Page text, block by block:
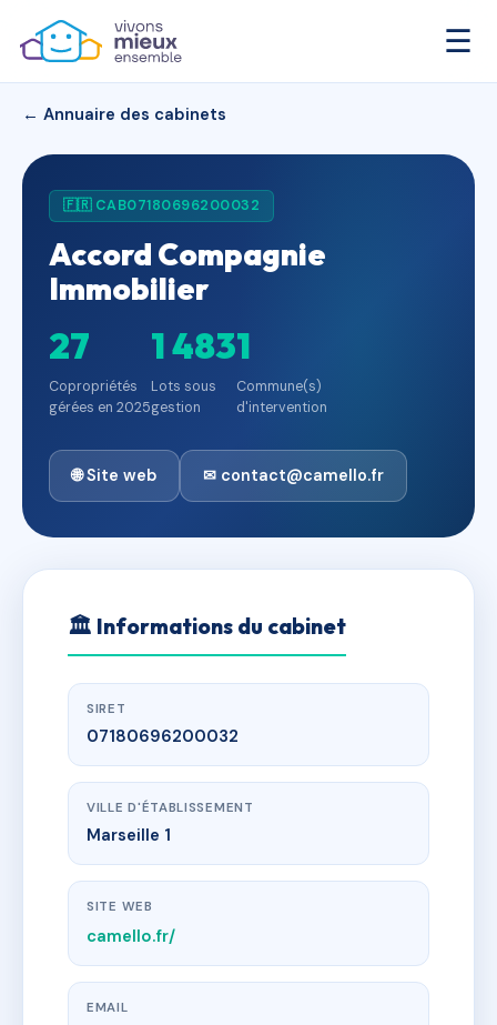
☰
← Annuaire des cabinets
🇫🇷 CAB07180696200032
Accord Compagnie
Immobilier
27
Copropriétés
gérées en 2025
1 483
Lots sous
gestion
1
Commune(s)
d'intervention
🌐 Site web ✉ contact@camello.fr
🏛 Informations du cabinet
SIRET
07180696200032
VILLE D'ÉTABLISSEMENT
Marseille 1
SITE WEB
camello.fr/
EMAIL